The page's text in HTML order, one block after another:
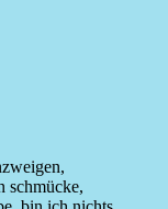
schmücke,